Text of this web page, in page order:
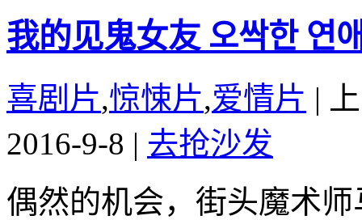
我的见鬼女友 오싹한 연
喜剧片,惊悚片,爱情片 |
2016-9-8 | 去抢沙发
偶然的机会，街头魔术